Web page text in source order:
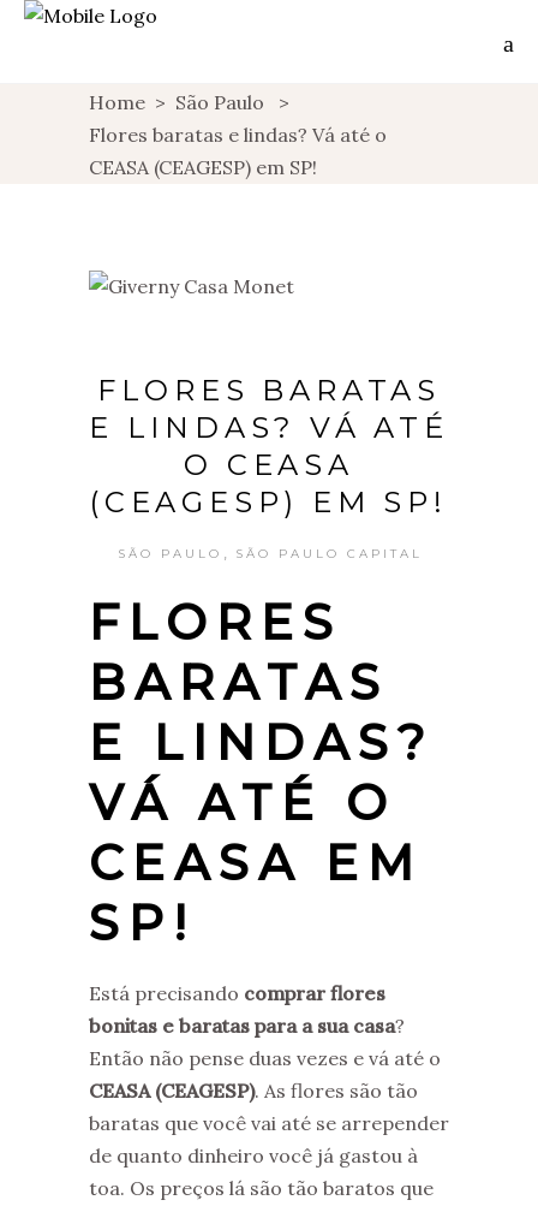
Home > São Paulo
>
Flores baratas e lindas? Vá até o
CEASA (CEAGESP) em SP!
FLORES BARATAS
E LINDAS? VÁ ATÉ
O CEASA
(CEAGESP) EM SP!
SÃO PAULO SÃO PAULO CAPITAL
FLORES
BARATAS
E LINDAS?
VÁ ATÉ O
CEASA EM
SP!
Está precisando comprar flores
bonitas e baratas para a sua casa?
Então não pense duas vezes e vá até o
CEASA (CEAGESP). As flores são tão
baratas que você vai até se arrepender
de quanto dinheiro você já gastou à
toa. Os preços lá são tão baratos que